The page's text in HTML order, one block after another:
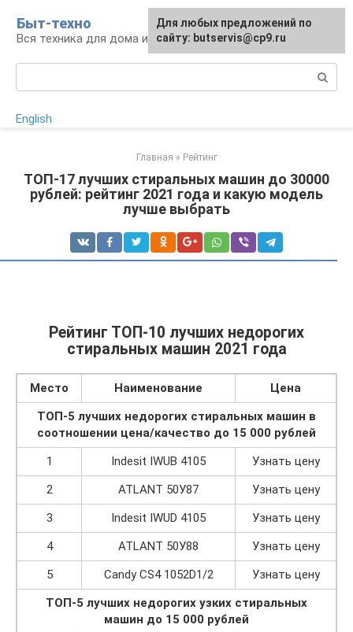
контенту
Быт-техно
Вся техника для дома и сада
English
Главная » Рейтинг
ТОП-17 лучших стиральных машин до 30000
рублей: рейтинг 2021 года и какую модель
лучше выбрать
Рейтинг ТОП-10 лучших недорогих
стиральных машин 2021 года
Место Наименование
Цена
ТОП-5 лучших недорогих стиральных машин в
соотношении цена/качество до 15 000 рублей
1
Indesit IWUB 4105
Узнать цену
2
ATLANT 50У87
Узнать цену
3
Indesit IWUD 4105
Узнать цену
4
ATLANT 50У88
Узнать цену
5
Candy CS4 1052D1/2
Узнать цену
ТОП-5 лучших недорогих узких стиральных
машин до 15 000 рублей
Для любых предложений по
сайту: butservis@cp9.ru